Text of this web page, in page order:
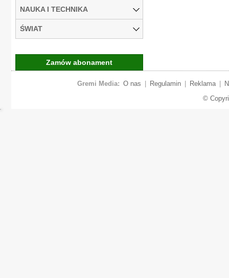
NAUKA I TECHNIKA
ŚWIAT
Zamów abonament
Gremi Media: O nas Regulamin Reklama
©